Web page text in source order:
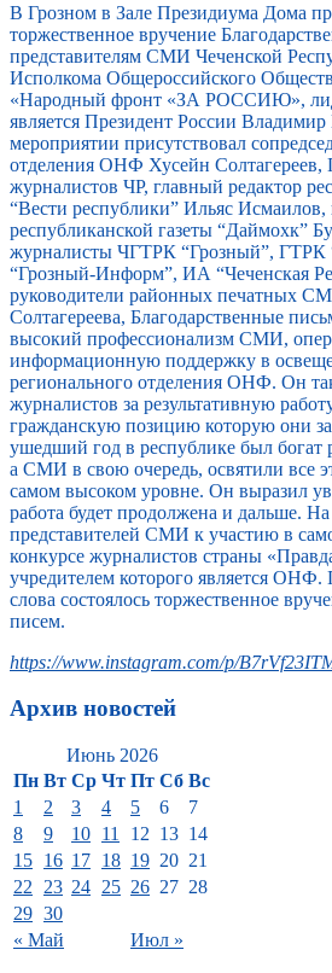
В Грозном в Зале Президиума Дома
торжественное вручение
представителям СМИ Чеченской
Исполкома Общероссийского
«Народный фронт «ЗА РОССИЮ»,
является Президент России
мероприятии присутствовал
отделения ОНФ Хусейн Солтагереев,
журналистов ЧР, главный редактор
“Вести республики” Ильяс Исмаилов,
республиканской газеты “Даймохк”
журналисты ЧГТРК “Грозный”, ГТРК
“Грозный-Информ”, ИА “Чеченская
руководители районных печатных
Солтагереева, Благодарственные
высокий профессионализм СМИ,
информационную поддержку в
регионального отделения ОНФ. Он
журналистов за результативную
гражданскую позицию которую они
ушедший год в республике был
а СМИ в свою очередь, освятили все
самом высоком уровне. Он выразил
работа будет продолжена и дальше.
представителей СМИ к участию в
конкурсе журналистов страны
учредителем которого является ОНФ.
слова состоялось торжественное
писем.
https://www.instagram.com/p/
Архив новостей
Июнь 2026
Пн Вт Ср Чт Пт Сб Вс
« Май Июл »
1 2 3 4 5 6
7
8
9 10 11 12 13 14
15 16 17 18 19 20 21
22
23 24 25 26 27 28
29 30